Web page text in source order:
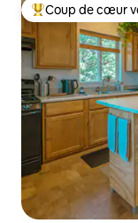
Coups de cœur
Coup de cœur